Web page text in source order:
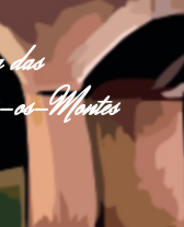
os-Montes